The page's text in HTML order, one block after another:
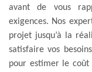
avant de vous
exigences. Nos
projet jusqu’à la
satisfaire vos
pour estimer le coût